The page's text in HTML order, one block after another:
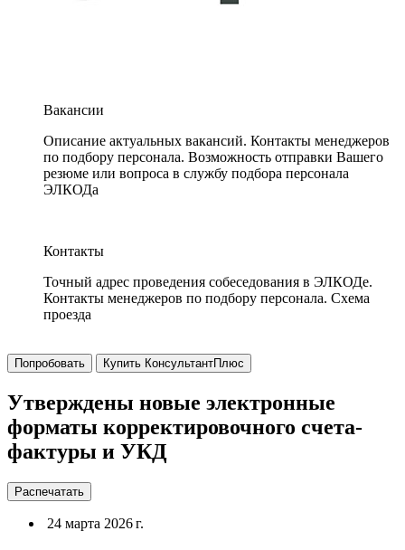
Вакансии
Описание актуальных вакансий. Контакты менеджеров
по подбору персонала. Возможность отправки Вашего
резюме или вопроса в службу подбора персонала
ЭЛКОДа
Контакты
Точный адрес проведения собеседования в ЭЛКОДе.
Контакты менеджеров по подбору персонала. Схема
проезда
Попробовать Купить КонсультантПлюс
Утверждены новые электронные
форматы корректировочного счета-
фактуры и УКД
Распечатать
24 марта 2026 г.